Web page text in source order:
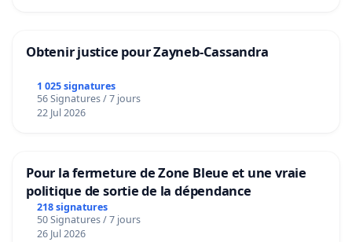
Obtenir justice pour Zayneb-Cassandra
1 025 signatures
56 Signatures / 7 jours
22 Jul 2026
Pour la fermeture de Zone Bleue et une vraie
politique de sortie de la dépendance
218 signatures
50 Signatures / 7 jours
26 Jul 2026